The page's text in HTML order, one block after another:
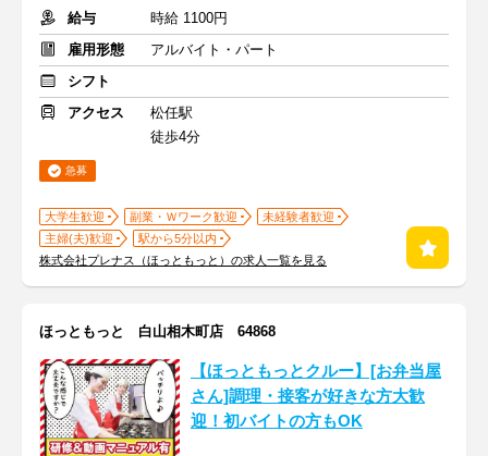
給与
時給 1100円
雇用形態
アルバイト・パート
シフト
アクセス
松任駅
徒歩4分
急募
大学生歓迎 副業・Ｗワーク歓迎
未経験者歓迎
主婦(夫)歓迎
駅から5分以内
株式会社プレナス（ほっともっと）の求人一覧を見る
ほっともっと 白山相木町店 64868
【ほっともっとクルー】[お弁当屋
さん]調理・接客が好きな方大歓
迎！初バイトの方もOK